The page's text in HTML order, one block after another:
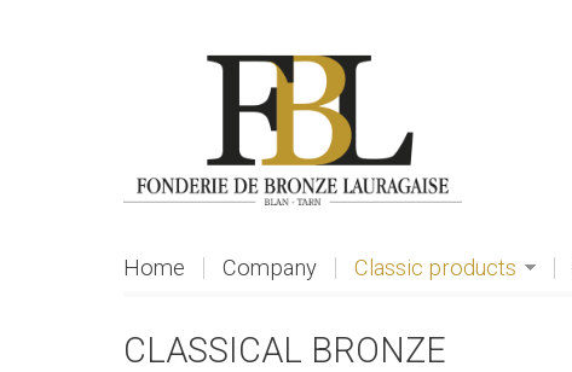
Home Company Classic products
CLASSICAL BRONZE